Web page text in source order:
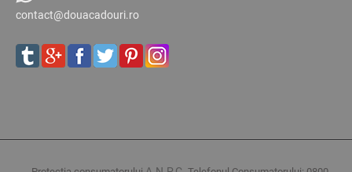
contact@douacadouri.ro